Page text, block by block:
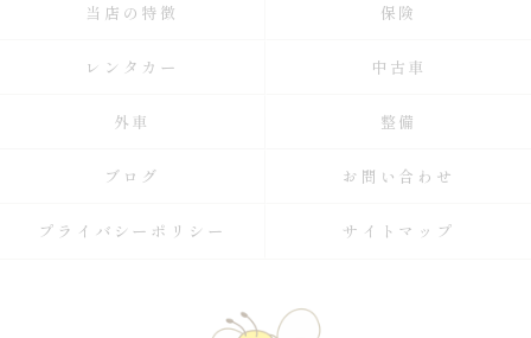
当店の特徴 保険
レンタカー 中古車
外車 整備
ブログ お問い合わせ
プライバシーポリシー サイトマップ